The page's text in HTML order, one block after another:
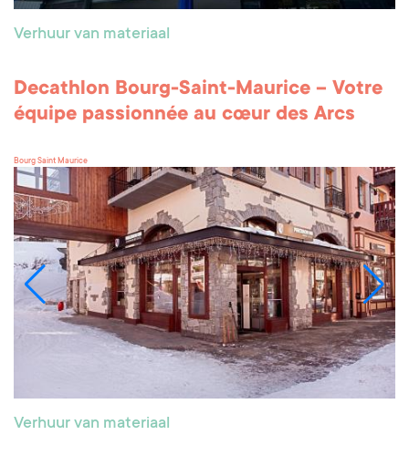
Verhuur van materiaal
Decathlon Bourg-Saint-Maurice – Votre
équipe passionnée au cœur des Arcs
Bourg Saint Maurice
Verhuur van materiaal